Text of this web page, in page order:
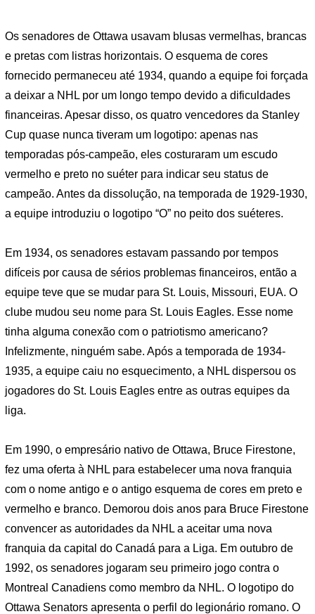
Os senadores de Ottawa usavam blusas vermelhas, brancas
e pretas com listras horizontais. O esquema de cores
fornecido permaneceu até 1934, quando a equipe foi forçada
a deixar a NHL por um longo tempo devido a dificuldades
financeiras. Apesar disso, os quatro vencedores da Stanley
Cup quase nunca tiveram um logotipo: apenas nas
temporadas pós-campeão, eles costuraram um escudo
vermelho e preto no suéter para indicar seu status de
campeão. Antes da dissolução, na temporada de 1929-1930,
a equipe introduziu o logotipo “O” no peito dos suéteres.
Em 1934, os senadores estavam passando por tempos
difíceis por causa de sérios problemas financeiros, então a
equipe teve que se mudar para St. Louis, Missouri, EUA. O
clube mudou seu nome para St. Louis Eagles. Esse nome
tinha alguma conexão com o patriotismo americano?
Infelizmente, ninguém sabe. Após a temporada de 1934-
1935, a equipe caiu no esquecimento, a NHL dispersou os
jogadores do St. Louis Eagles entre as outras equipes da
liga.
Em 1990, o empresário nativo de Ottawa, Bruce Firestone,
fez uma oferta à NHL para estabelecer uma nova franquia
com o nome antigo e o antigo esquema de cores em preto e
vermelho e branco. Demorou dois anos para Bruce Firestone
convencer as autoridades da NHL a aceitar uma nova
franquia da capital do Canadá para a Liga. Em outubro de
1992, os senadores jogaram seu primeiro jogo contra o
Montreal Canadiens como membro da NHL. O logotipo do
Ottawa Senators apresenta o perfil do legionário romano. O